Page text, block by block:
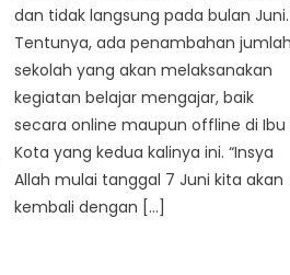
dan tidak langsung pada bulan Juni.
Tentunya, ada penambahan
sekolah yang akan melaksanakan
kegiatan belajar mengajar, baik
secara online maupun offline di Ibu
Kota yang kedua kalinya ini. “Insya
Allah mulai tanggal 7 Juni kita akan
kembali dengan […]